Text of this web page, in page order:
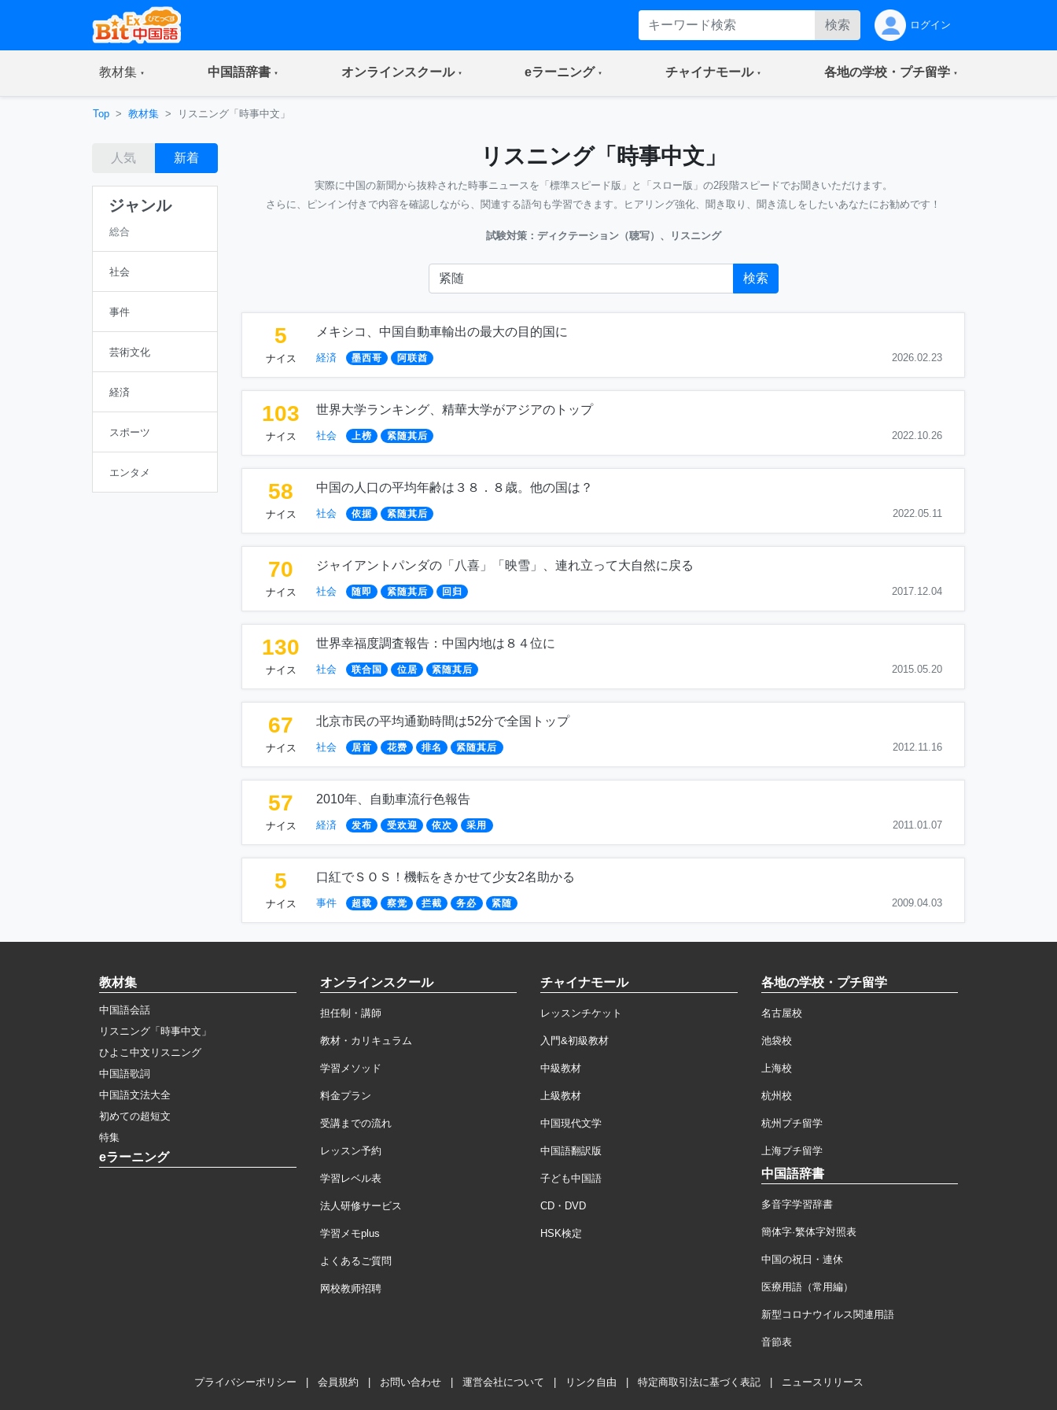
検索 ログイン
教材集(current) 中国語辞書(current) オンラインスクール(current) eラーニング(current) チャイナモール(current) 各地の学校・プチ留学(current)
Top 教材集 リスニング「時事中文」
人気 新着
ジャンル
総合
社会
事件
芸術文化
経済
スポーツ
エンタメ
リスニング「時事中文」
実際に中国の新聞から抜粋された時事ニュースを「標準スピード版」と「スロー版」の2段階スピードでお聞きいただけます。
さらに、ピンイン付きで内容を確認しながら、関連する語句も学習できます。ヒアリング強化、聞き取り、聞き流しをしたいあなたにお勧めです！
試験対策：ディクテーション（聴写）、リスニング
検索
5
ナイス
メキシコ、中国自動車輸出の最大の目的国に
経済 墨西哥 阿联酋 2026.02.23
103
ナイス
世界大学ランキング、精華大学がアジアのトップ
社会 上榜 紧随其后 2022.10.26
58
ナイス
中国の人口の平均年齢は３８．８歳。他の国は？
社会 依据 紧随其后 2022.05.11
70
ナイス
ジャイアントパンダの「八喜」「映雪」、連れ立って大自然に戻る
社会 随即 紧随其后 回归 2017.12.04
130
ナイス
世界幸福度調査報告：中国内地は８４位に
社会 联合国 位居 紧随其后 2015.05.20
67
ナイス
北京市民の平均通勤時間は52分で全国トップ
社会 居首 花费 排名 紧随其后 2012.11.16
57
ナイス
2010年、自動車流行色報告
経済 发布 受欢迎 依次 采用 2011.01.07
5
ナイス
口紅でＳＯＳ！機転をきかせて少女2名助かる
事件 超载 察觉 拦截 务必 紧随 2009.04.03
教材集
中国語会話
リスニング「時事中文」
ひよこ中文リスニング
中国語歌詞
中国語文法大全
初めての超短文
特集
eラーニング
オンラインスクール
担任制・講師
教材・カリキュラム
学習メソッド
料金プラン
受講までの流れ
レッスン予約
学習レベル表
法人研修サービス
学習メモplus
よくあるご質問
网校教师招聘
チャイナモール
レッスンチケット
入門&初級教材
中級教材
上級教材
中国現代文学
中国語翻訳版
子ども中国語
CD・DVD
HSK検定
各地の学校・プチ留学
名古屋校
池袋校
上海校
杭州校
杭州プチ留学
上海プチ留学
中国語辞書
多音字学習辞書
簡体字·繁体字対照表
中国の祝日・連休
医療用語（常用編）
新型コロナウイルス関連用語
音節表
プライバシーポリシー 会員規約 お問い合わせ 運営会社について リンク自由 特定商取引法に基づく表記 ニュースリリース